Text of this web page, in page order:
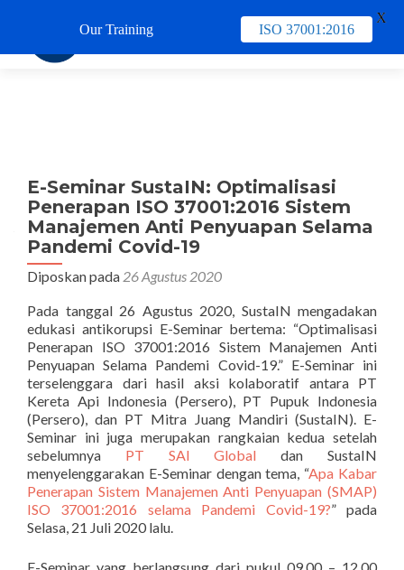
E-Seminar SustaIN: Optimalisasi
Penerapan ISO 37001:2016 Sistem
Manajemen Anti Penyuapan Selama
Pandemi Covid-19
Diposkan pada 26 Agustus 2020
Pada tanggal 26 Agustus 2020, SustaIN mengadakan
edukasi antikorupsi E-Seminar bertema: “Optimalisasi
Penerapan ISO 37001:2016 Sistem Manajemen Anti
Penyuapan Selama Pandemi Covid-19.” E-Seminar ini
terselenggara dari hasil aksi kolaboratif antara PT
Kereta Api Indonesia (Persero), PT Pupuk Indonesia
(Persero), dan PT Mitra Juang Mandiri (SustaIN). E-
Seminar ini juga merupakan rangkaian kedua setelah
sebelumnya PT SAI Global dan SustaIN
menyelenggarakan E-Seminar dengan tema, “Apa Kabar
Penerapan Sistem Manajemen Anti Penyuapan (SMAP)
ISO 37001:2016 selama Pandemi Covid-19?” pada
Selasa, 21 Juli 2020 lalu.
Our Training ISO 37001:2016
X